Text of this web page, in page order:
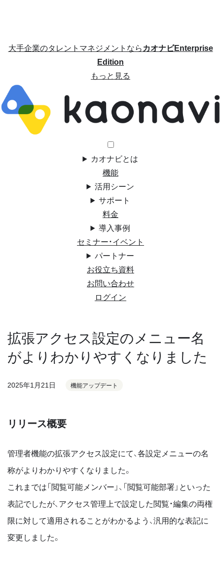
大手企業のタレントマネジメントならカオナビEnterprise
Edition
もっと見る
カオナビとは
機能
活用シーン
サポート
料金
導入事例
セミナー・イベント
パートナー
お役立ち資料
お問い合わせ
ログイン
拡張アクセス設定のメニュー名
がよりわかりやすくなりました
2025年1月21日 機能アップデート
リリース概要
管理者機能の拡張アクセス設定にて、各設定メニューの名
称がよりわかりやすくなりました。
これまでは「閲覧可能メンバー」、「閲覧可能部署」といった
表記でしたが、アクセス管理上で設定した閲覧・編集の両権
限に対して適用されることがわかるよう、汎用的な表記に
変更しました。